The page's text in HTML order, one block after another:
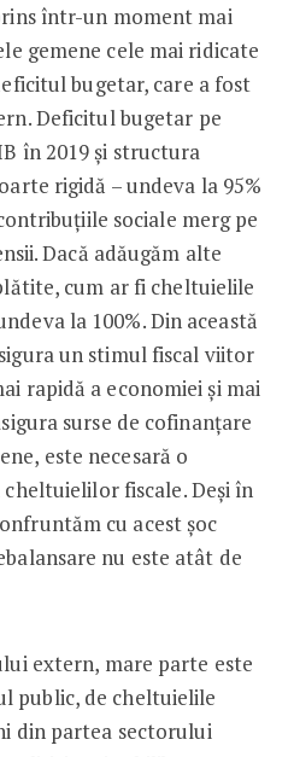
într-un moment mai
gemene cele mai ridicate
bugetar, care a fost
Deficitul bugetar pe
în 2019 și structura
rigidă – undeva la 95%
sociale merg pe
Dacă adăugăm alte
cum ar fi cheltuielile
la 100%. Din această
un stimul fiscal viitor
rapidă a economiei și mai
surse de cofinanțare
este necesară o
fiscale. Deși în
cu acest șoc
nu este atât de
extern, mare parte este
public, de cheltuielile
din partea sectorului